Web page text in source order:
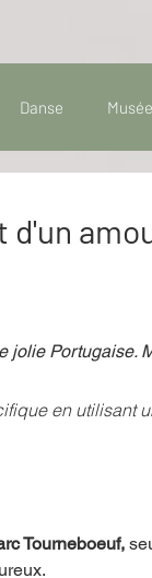
Danse Musée
jolie Portugaise.
en utilisant
Tourneboeuf,